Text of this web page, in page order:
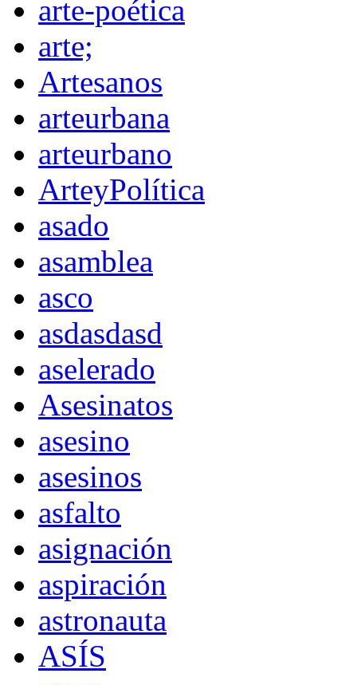
arte-poética
arte;
Artesanos
arteurbana
arteurbano
ArteyPolítica
asado
asamblea
asco
asdasdasd
aselerado
Asesinatos
asesino
asesinos
asfalto
asignación
aspiración
astronauta
ASÍS